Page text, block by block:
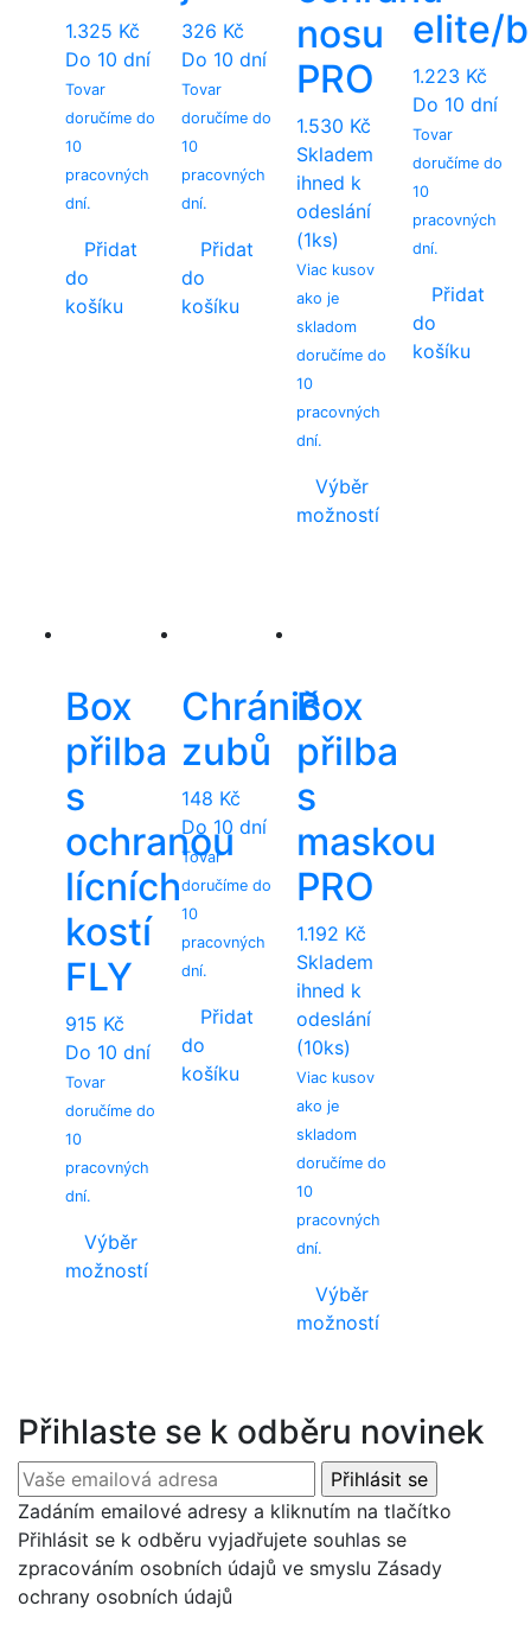
1.325 Kč
Do 10 dní
Tovar
doručíme do
10
pracovných
dní.
Přidat
do
košíku
326 Kč
Do 10 dní
Tovar
doručíme do
10
pracovných
dní.
Přidat
do
košíku
nosu
PRO
1.530 Kč
Skladem
ihned k
odeslání
(1ks)
Viac kusov
ako je
skladom
doručíme do
10
pracovných
dní.
Výběr
možností
The
options
may
be
chosen
the
product
elite/
1.223 Kč
Do 10 dní
Tovar
doručíme do
10
pracovných
dní.
Přidat
do
košíku
Box
přilba
s
ochranou
lícních
kostí
FLY
915 Kč
Do 10 dní
Tovar
doručíme do
10
pracovných
dní.
Výběr
možností
The
options
may
be
chosen
on
the
Chránič
zubů
148 Kč
Do 10 dní
Tovar
doručíme do
10
pracovných
dní.
Přidat
do
košíku
Box
přilba
s
maskou
PRO
1.192 Kč
Skladem
ihned k
odeslání
(10ks)
Viac kusov
ako je
skladom
doručíme do
10
pracovných
dní.
Výběr
možností
multiple
variants.
The
options
may
be
Přihlaste se k odběru novinek
Zadáním emailové adresy a kliknutím na tlačítko
Přihlásit se k odběru vyjadřujete souhlas se
zpracováním osobních údajů ve smyslu Zásady
ochrany osobních údajů